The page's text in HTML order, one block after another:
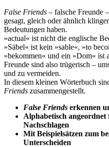
False Friends – falsche Freunde
gesagt, gleich oder ähnlich
Bedeutungen haben.
»actual« ist nicht die englische
»Säbel« ist kein »sable«, »to
»bekommen« und ein »Dom« ist
Freunde sind also trügerisch –
und zu vermeiden.
In diesem kleinen Wörterbuch
Friends zusammengestellt.
False Friends erkennen
Alphabetisch angeordnet
Nachschlagen
Mit Beispielsätzen zum
Unterscheiden